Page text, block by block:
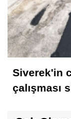
Siverek'in
çalışması